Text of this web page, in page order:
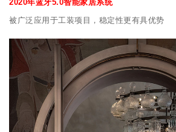
2020年蓝牙5.0智能家居系统
被广泛应用于工装项目，稳定性更有具优势